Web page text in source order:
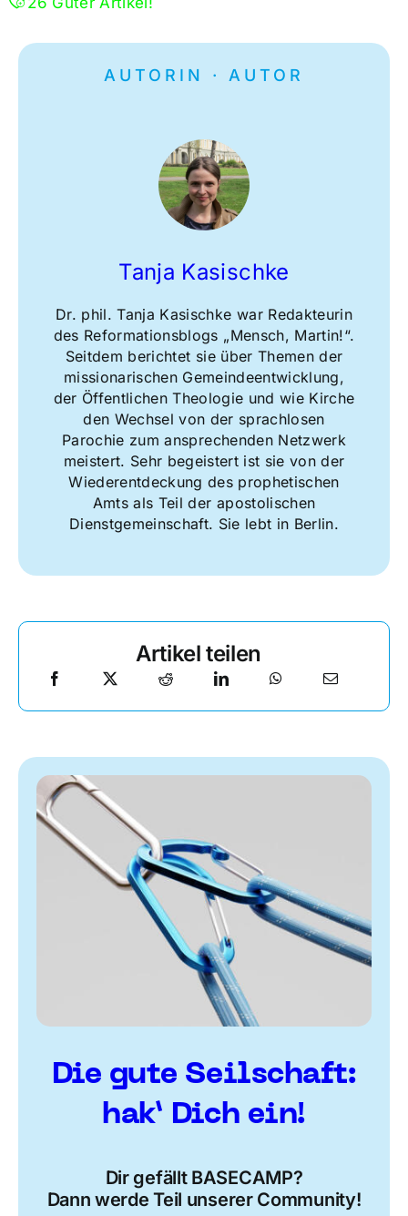
AUTORIN · AUTOR
Tanja Kasischke
Dr. phil. Tanja Kasischke war Redakteurin
des Reformationsblogs „Mensch, Martin!“.
Seitdem berichtet sie über Themen der
missionarischen Gemeindeentwicklung,
der Öffentlichen Theologie und wie Kirche
den Wechsel von der sprachlosen
Parochie zum ansprechenden Netzwerk
meistert. Sehr begeistert ist sie von der
Wiederentdeckung des prophetischen
Amts als Teil der apostolischen
Dienstgemeinschaft. Sie lebt in Berlin.
Artikel teilen
Die gute Seilschaft:
hak’ Dich ein!
Dir gefällt BASECAMP?
Dann werde Teil unserer Community!